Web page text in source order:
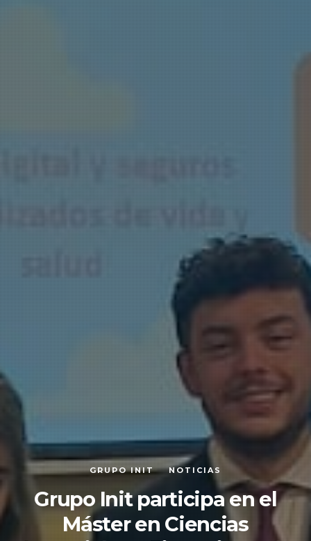
GRUPO INIT NOTICIAS
Grupo Init participa en el
Máster en Ciencias